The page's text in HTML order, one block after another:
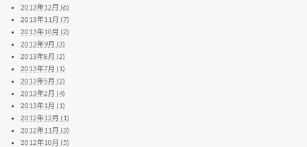
2013年12月 (6)
2013年11月 (7)
2013年10月 (2)
2013年9月 (3)
2013年8月 (2)
2013年7月 (1)
2013年5月 (2)
2013年2月 (4)
2013年1月 (1)
2012年12月 (1)
2012年11月 (3)
2012年10月 (5)